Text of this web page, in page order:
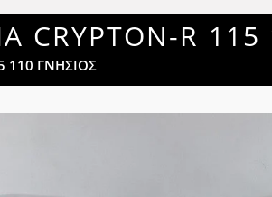
CRYPTON-R
110 ΓΝΗΣΙΟΣ